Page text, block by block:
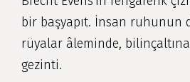
bir başyapıt. İnsan ruhunun
rüyalar âleminde,
gezinti.